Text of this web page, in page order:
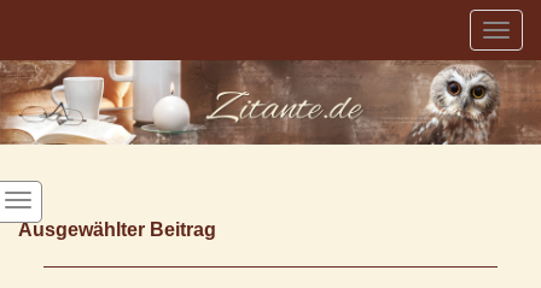
Ausgewählter Beitrag